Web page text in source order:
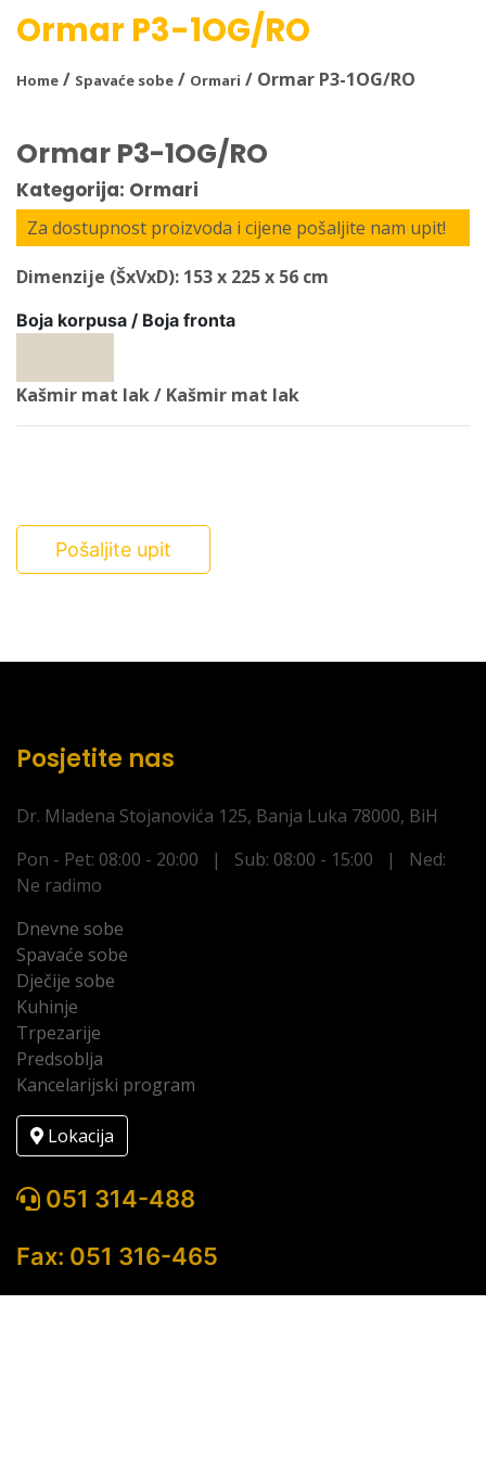
Ormar P3-1OG/RO
Home / Spavaće sobe / Ormari / Ormar P3-1OG/RO
Ormar P3-1OG/RO
Kategorija: Ormari
Za dostupnost proizvoda i cijene pošaljite nam upit!
Dimenzije (ŠxVxD): 153 x 225 x 56 cm
Boja korpusa / Boja fronta
Kašmir mat lak / Kašmir mat lak
Pošaljite upit
Posjetite nas
Dr. Mladena Stojanovića 125, Banja Luka 78000, BiH
Pon - Pet: 08:00 - 20:00 | Sub: 08:00 - 15:00 | Ned:
Ne radimo
Dnevne sobe
Spavaće sobe
Dječije sobe
Kuhinje
Trpezarije
Predsoblja
Kancelarijski program
Lokacija
051 314-488
Fax: 051 316-465